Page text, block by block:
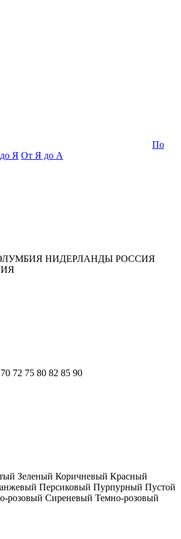
По
Я От Я до А
НИДЕРЛАНДЫ РОССИЯ
70 72 75 80 82 85 90
Зеленый Коричневый Красный
Персиковый Пурпурный Пустой
розовый Сиреневый Темно-розовый